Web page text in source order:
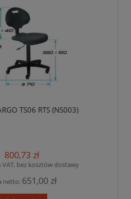
TS06 RTS (NS003)
800,73 zł
VAT, bez kosztów dostawy
netto: 651,00 zł